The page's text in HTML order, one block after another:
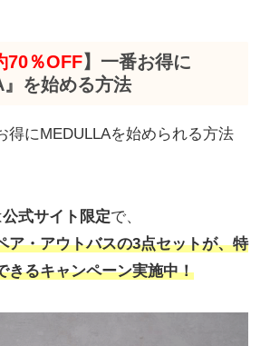
70％OFF】一番お得に
』を始める方法
得にMEDULLAを始められる方法
公式サイト限定で、
ア・アウトバスの3点セットが、特
きるキャンペーン実施中！